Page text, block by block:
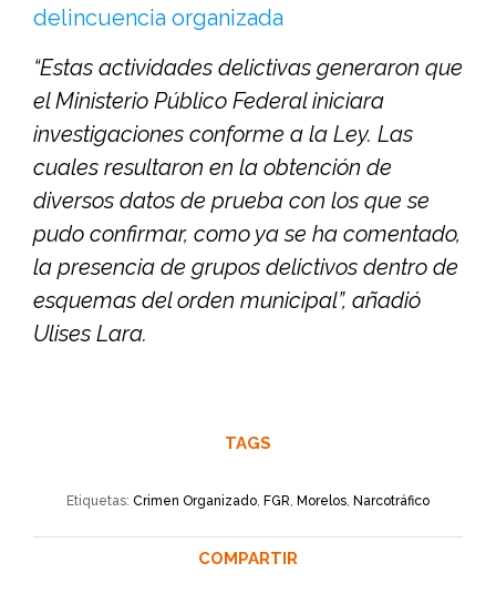
delincuencia organizada
“Estas actividades delictivas generaron que
el Ministerio Público Federal iniciara
investigaciones conforme a la Ley. Las
cuales resultaron en la obtención de
diversos datos de prueba con los que se
pudo confirmar, como ya se ha comentado,
la presencia de grupos delictivos dentro de
esquemas del orden municipal”, añadió
Ulises Lara.
TAGS
Etiquetas: Crimen Organizado, FGR, Morelos, Narcotráfico
COMPARTIR